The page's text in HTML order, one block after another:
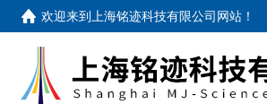
欢迎来到 上海铭迹科技有限公司网站 ！